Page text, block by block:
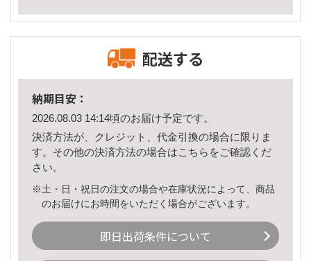
配送する
納期目安：
2026.08.03 14:14頃のお届け予定です。
決済方法が、クレジット、代金引換の場合に限りま
す。その他の決済方法の場合はこちら をご確認くだ
さい。
※土・日・祝日の注文の場合や在庫状況によって、商品
のお届けにお時間をいただく場合がございます。
即日出荷条件について